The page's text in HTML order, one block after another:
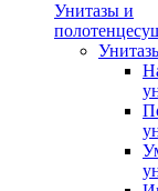
Унитазы и